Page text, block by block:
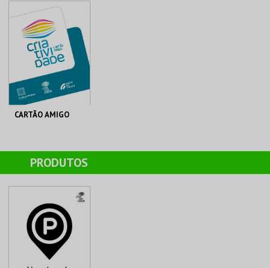
MAIS INFO
COMPRAR
CARTÃO AMIGO
MADEIRA
AQUISIÇÃO
COMPRAR
PRODUTOS